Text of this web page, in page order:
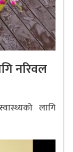
नरिवल
लागि